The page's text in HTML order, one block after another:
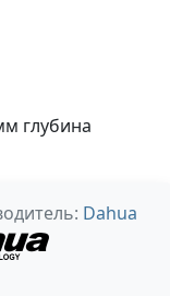
глубина
Dahua